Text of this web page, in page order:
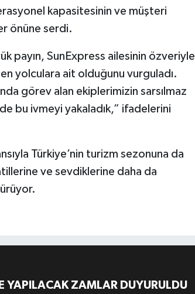
kapasitesinin ve müşteri
önüne serdi.
payın, SunExpress ailesinin özveriyle
yolculara ait olduğunu vurguladı.
görev alan ekiplerimizin sarsılmaz
bu ivmeyi yakaladık,” ifadelerini
Türkiye’nin turizm sezonuna da
ve sevdiklerine daha da
YAPILACAK ZAMLAR DUYURULDU